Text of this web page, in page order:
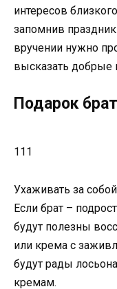
интересов
запомнив
вручении нужно
высказать добрые
Подарок
111
Ухаживать за
Если брат –
будут полезны
или крема с
будут рады
кремам.